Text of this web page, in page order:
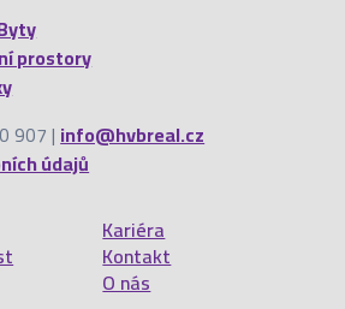
prostory
907 |info@hvbreal.cz
údajů
Kariéra
Kontakt
O nás